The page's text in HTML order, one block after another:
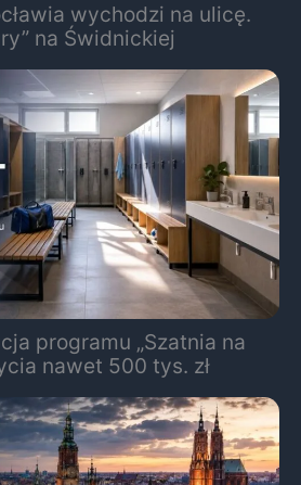
wychodzi na ulicę.
na Świdnickiej
programu „Szatnia na
nawet 500 tys. zł